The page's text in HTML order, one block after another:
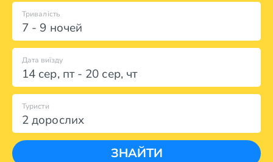
7 - 9 ночей
Тривалість
Дата виїзду
14 сер, пт- 20 сер, чт
2 дорослих
Туристи
ЗНАЙТИ